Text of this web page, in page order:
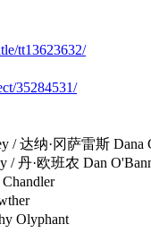
tt13623632/
35284531/
纳·冈萨雷斯 Dana
欧班农 Dan